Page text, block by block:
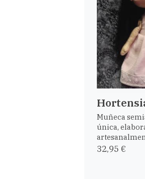
Muñeca
única,
32,95 €